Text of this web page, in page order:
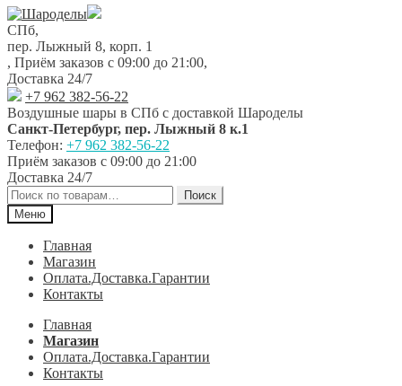
Перейти
к
навигации
Перейти
к
содержимому
СПб,
пер. Лыжный 8, корп. 1
, Приём заказов с 09:00 до 21:00,
Доставка 24/7
+7 962 382-56-22
Воздушные шары в СПб с доставкой Шароделы
Санкт-Петербург, пер. Лыжный 8 к.1
Телефон: +7 962 382-56-22
Приём заказов с 09:00 до 21:00
Доставка 24/7
Искать:
Поиск
Меню
Главная
Магазин
Оплата.Доставка.Гарантии
Контакты
Главная
Магазин
Оплата.Доставка.Гарантии
Контакты